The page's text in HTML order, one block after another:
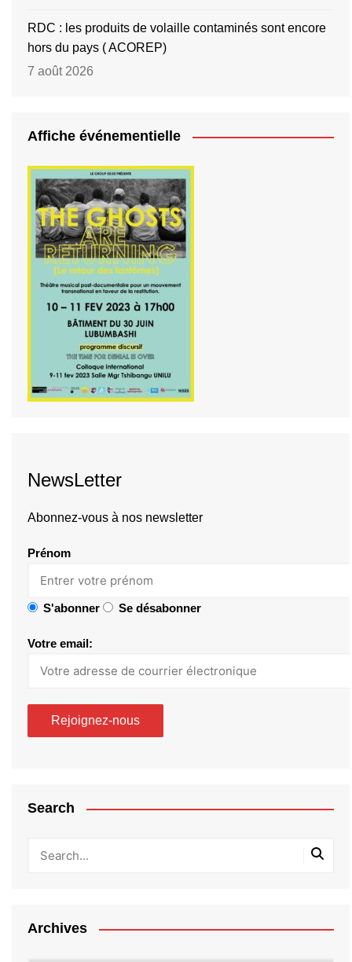
RDC : les produits de volaille contaminés sont encore
hors du pays ( ACOREP)
7 août 2026
Affiche événementielle
NewsLetter
Abonnez-vous à nos newsletter
Prénom
S'abonner Se désabonner
Votre email:
Search
Archives